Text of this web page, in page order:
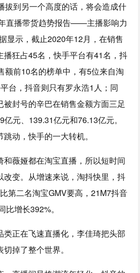
拔到另一个高度的话，将会造成什
直播带货趋势报告——主播影响力
显示，截止2020年12月，在销售
播狂占45名，快手平台有41名，抖
额前10名的榜单中，有5位来自淘
台，抖音则只有罗永浩1人；同
被封号的辛巴在销售金额方面三足
元、139.31亿元和76.13亿元。
动，快手的一大转机。
和薇娅都在淘宝直播，所以短时间
改变。从增速来说，淘抖快里，抖
第二名淘宝GMV要高，21M7抖音
增长392%。
类正在飞速直播化，李佳琦把头部
掉了整个世界。